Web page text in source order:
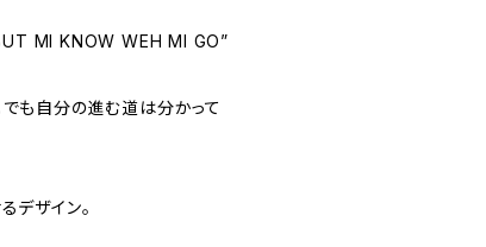
MI KNOW WEH MI GO”
でも自分の進む道は分かって
デザイン。